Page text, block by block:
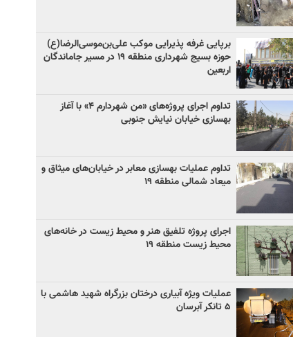
برپایی غرفه پذیرایی موکب علی‌بن‌موسی‌الرضا(ع)
حوزه بسیج شهرداری منطقه ۱۹ در مسیر جاماندگان
اربعین
تداوم اجرای پروژه‌های «من شهردارم ۴» با آغاز
بهسازی خیابان نیایش جنوبی
تداوم عملیات بهسازی معابر در خیابان‌های میثاق و
میعاد شمالی منطقه ۱۹
اجرای پروژه تلفیق هنر و محیط زیست در خانه‌های
محیط زیست منطقه ۱۹
عملیات ویژه آبیاری درختان بزرگراه شهید هاشمی با
۵ تانکر آبرسان